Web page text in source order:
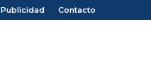
Publicidad Contacto